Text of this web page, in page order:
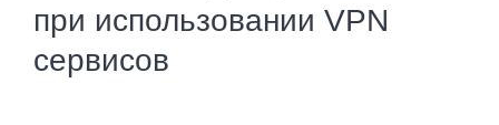
при использовании VPN
сервисов